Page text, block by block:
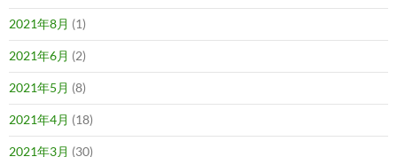
2021年8月 (1)
2021年6月 (2)
2021年5月 (8)
2021年4月 (18)
2021年3月 (30)